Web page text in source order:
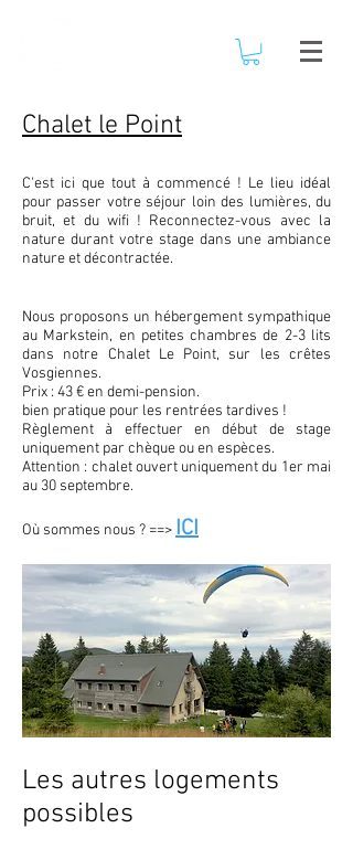
Chalet le Point
C'est ici que tout à commencé ! Le lieu idéal
pour passer votre séjour loin des lumières, du
bruit, et du wifi ! Reconnectez-vous avec la
nature durant votre stage dans une ambiance
nature et décontractée.
Nous proposons un hébergement sympathique
au Markstein, en petites chambres de 2-3 lits
dans notre Chalet Le Point, sur les crêtes
Vosgiennes.
Prix : 43 € en demi-pension.
bien pratique pour les rentrées tardives !
Règlement à effectuer en début de stage
uniquement par chèque ou en espèces.
Attention : chalet ouvert uniquement du 1er mai
au 30 septembre.
Où sommes nous ? ==>ICI
Les autres logements
possibles